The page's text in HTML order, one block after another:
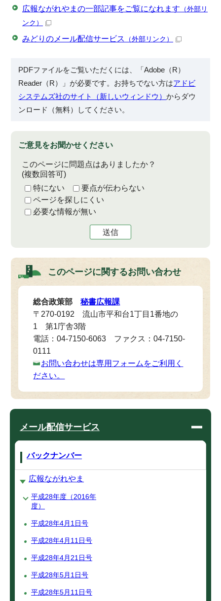
広報ながれやまの一部記事をご覧になれます （外部リ
ンク）
みどりのメール配信サービス （外部リンク）
PDFファイルをご覧いただくには、「Adobe（R）
Reader（R）」が必要です。お持ちでない方はアドビ
システムズ社のサイト（新しいウィンドウ）からダウ
ンロード（無料）してください。
ご意見をお聞かせください
このページに問題点はありましたか？
(複数回答可)
特にない
要点が伝わらない
ページを探しにくい
必要な情報が無い
送信
このページに関するお問い合わせ
総合政策部秘書広報課
〒270-0192 流山市平和台1丁目1番地の
1 第1庁舎3階
電話：04-7150-6063 ファクス：04-7150-
0111
お問い合わせは専用フォームをご利用く
ださい。
メール配信サービス
バックナンバー
広報ながれやま
平成28年度（2016年
度）
平成28年4月1日号
平成28年4月11日号
平成28年4月21日号
平成28年5月1日号
平成28年5月11日号